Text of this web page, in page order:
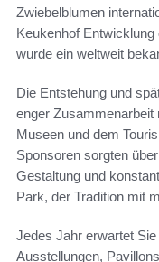
Zwiebelblumen
Keukenhof
wurde ein weltweit
Die Entstehung und
enger Zusammenarbeit
Museen und dem
Sponsoren sorgten
Gestaltung und
Park, der Tradition mit
Jedes Jahr erwartet
Ausstellungen,